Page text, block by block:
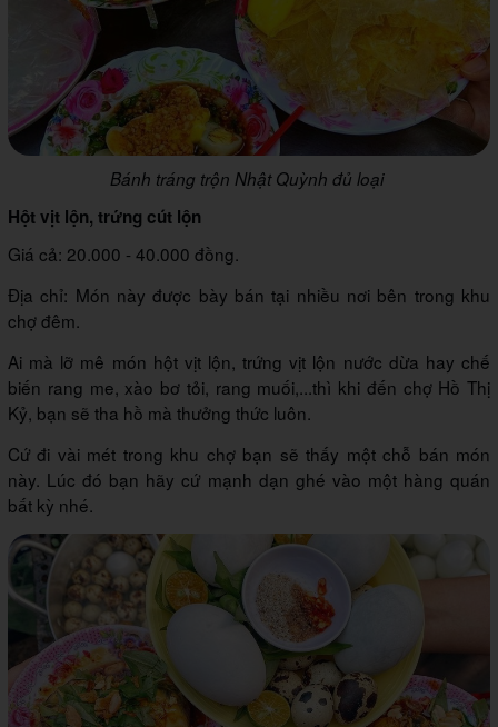
Bánh tráng trộn Nhật Quỳnh đủ loại
Hột vịt lộn, trứng cút lộn
Giá cả: 20.000 - 40.000 đồng.
Địa chỉ: Món này được bày bán tại nhiều nơi bên trong khu
chợ đêm.
Ai mà lỡ mê món hột vịt lộn, trứng vịt lộn nước dừa hay chế
biến rang me, xào bơ tỏi, rang muối,...thì khi đến chợ Hồ Thị
Kỷ, bạn sẽ tha hồ mà thưởng thức luôn.
Cứ đi vài mét trong khu chợ bạn sẽ thấy một chỗ bán món
này. Lúc đó bạn hãy cứ mạnh dạn ghé vào một hàng quán
bất kỳ nhé.